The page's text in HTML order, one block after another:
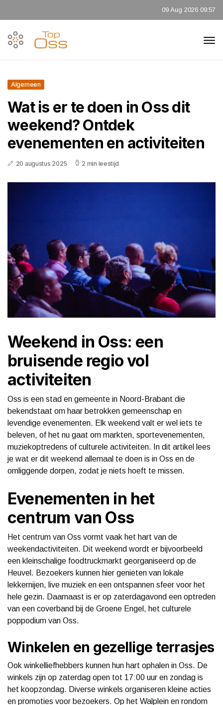
09 Aug 2026 09:57
Algemeen
Wat is er te doen in Oss dit
weekend? Ontdek
evenementen en activiteiten
20 augustus 2025 2 min leestijd
Weekend in Oss: een
bruisende regio vol
activiteiten
Oss is een stad en gemeente in Noord-Brabant die
bekendstaat om haar betrokken gemeenschap en
levendige evenementen. Elk weekend valt er wel iets te
beleven, of het nu gaat om markten, sportevenementen,
muziekoptredens of culturele activiteiten. In dit artikel lees
je wat er dit weekend allemaal te doen is in Oss en de
omliggende dorpen, zodat je niets hoeft te missen.
Evenementen in het
centrum van Oss
Het centrum van Oss vormt vaak het hart van de
weekendactiviteiten. Dit weekend wordt er bijvoorbeeld
een kleinschalige foodtruckmarkt georganiseerd op de
Heuvel. Bezoekers kunnen hier genieten van lokale
lekkernijen, live muziek en een ontspannen sfeer voor het
hele gezin. Daarnaast is er op zaterdagavond een optreden
van een coverband bij de Groene Engel, het culturele
poppodium van Oss.
Winkelen en gezellige terrasjes
Ook winkelliefhebbers kunnen hun hart ophalen in Oss. De
winkels zijn op zaterdag open tot 17:00 uur en zondag is
het koopzondag. Diverse winkels organiseren kleine acties
en promoties voor bezoekers. Op het Walplein en rondom